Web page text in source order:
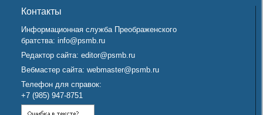
Контакты
Информационная служба Преображенского
братства: info@psmb.ru
Редактор сайта: editor@psmb.ru
Вебмастер сайта: webmaster@psmb.ru
Телефон для справок:
+7 (985) 947-8751